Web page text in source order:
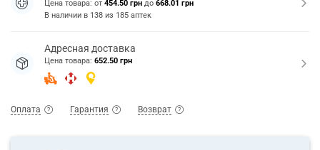
Цена товара: от 454.50 грн до 668.01 грн
В наличии в 138 из 185 аптек
Адресная доставка
Цена товара: 652.50 грн
Оплата Гарантия Возврат